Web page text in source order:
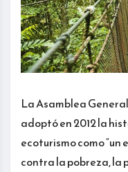
La Asamblea
adoptó en 2012 la
ecoturismo como
contra la pobreza, la